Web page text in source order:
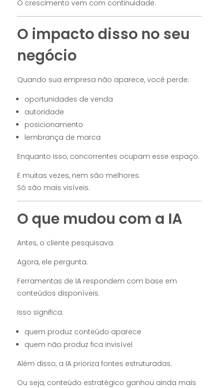
O crescimento vem com continuidade.
O impacto disso no seu
negócio
Quando sua empresa não aparece, você perde:
oportunidades de venda
autoridade
posicionamento
lembrança de marca
Enquanto isso, concorrentes ocupam esse espaço.
E muitas vezes, nem são melhores.
Só são mais visíveis.
O que mudou com a IA
Antes, o cliente pesquisava.
Agora, ele pergunta.
Ferramentas de IA respondem com base em
conteúdos disponíveis.
Isso significa:
quem produz conteúdo aparece
quem não produz fica invisível
Além disso, a IA prioriza fontes estruturadas.
Ou seja, conteúdo estratégico ganhou ainda mais